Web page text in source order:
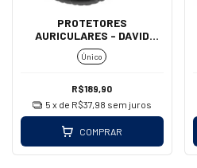
PROTETORES
AURICULARES - DAVID
CLARK (COURO/PARALELO)
Único
R$189,90
5 x de R$37,98 sem juros
COMPRAR